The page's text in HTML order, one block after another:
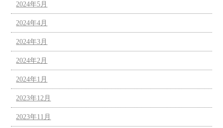
2024年5月
2024年4月
2024年3月
2024年2月
2024年1月
2023年12月
2023年11月